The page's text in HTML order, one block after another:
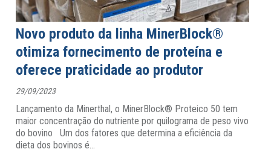
Novo produto da linha MinerBlock®
otimiza fornecimento de proteína e
oferece praticidade ao produtor
29/09/2023
Lançamento da Minerthal, o MinerBlock® Proteico 50 tem
maior concentração do nutriente por quilograma de peso vivo
do bovino Um dos fatores que determina a eficiência da
dieta dos bovinos é…